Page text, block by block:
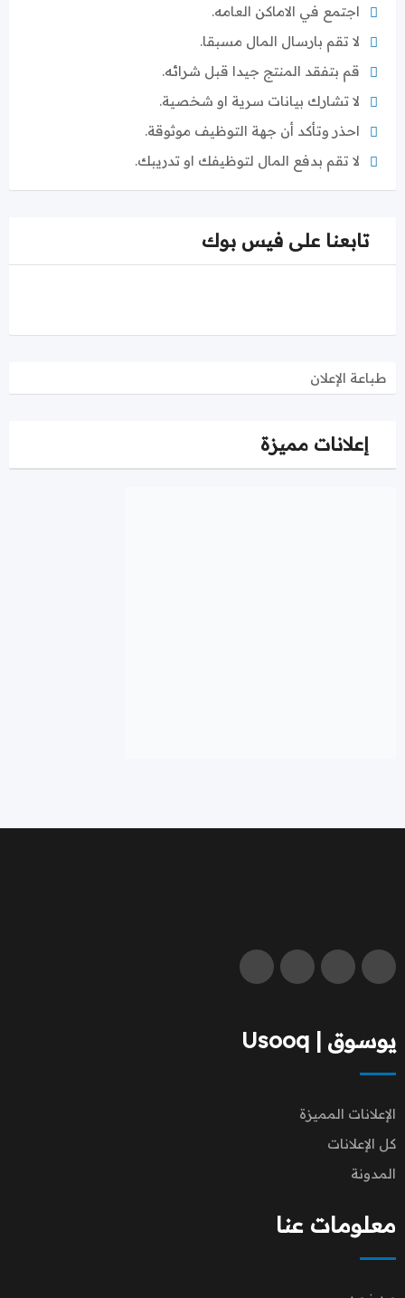
اجتمع في الاماكن العامه.
لا تقم بارسال المال مسبقا.
قم بتفقد المنتج جيدا قبل شرائه.
لا تشارك بيانات سرية او شخصية.
احذر وتأكد أن جهة التوظيف موثوقة.
لا تقم بدفع المال لتوظيفك او تدريبك.
تابعنا على فيس بوك
طباعة الإعلان
إعلانات مميزة
يوسوق | Usooq
الإعلانات المميزة
كل الإعلانات
المدونة
معلومات عنا